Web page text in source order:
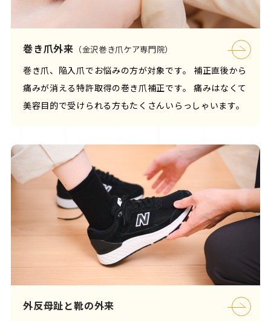
巻き爪外来 （金沢巻き爪ケア専門院）
巻き爪、陥入爪でお悩みの方が対象です。 補正直後から
痛みが消える特許取得の巻き爪補正です。 痛みはなくて
美容目的で受けられる方もたくさんいらっしゃいます。
外反母趾と靴の外来